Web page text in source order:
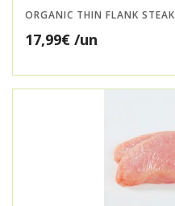
ORGANIC THIN FLANK STEAK
17,99€ /un